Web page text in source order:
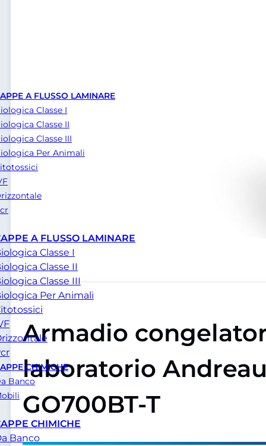
A FLUSSO LAMINARE
Classe I
Classe II
Classe III
Per Animali
A FLUSSO LAMINARE
Classe I
Classe II
Classe III
Per Animali
CHIMICHE
Banco
CHIMICHE
Banco
Armadio
laboratorio
GO700BT-T